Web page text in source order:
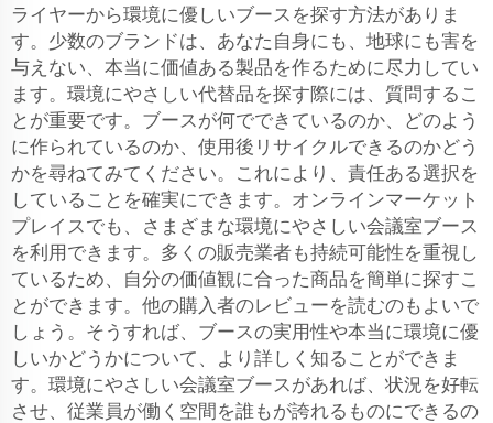
ライヤーから環境に優しいブースを探す方法がありま
す。少数のブランドは、あなた自身にも、地球にも害を
与えない、本当に価値ある製品を作るために尽力してい
ます。環境にやさしい代替品を探す際には、質問するこ
とが重要です。ブースが何でできているのか、どのよう
に作られているのか、使用後リサイクルできるのかどう
かを尋ねてみてください。これにより、責任ある選択を
していることを確実にできます。オンラインマーケット
プレイスでも、さまざまな環境にやさしい会議室ブース
を利用できます。多くの販売業者も持続可能性を重視し
ているため、自分の価値観に合った商品を簡単に探すこ
とができます。他の購入者のレビューを読むのもよいで
しょう。そうすれば、ブースの実用性や本当に環境に優
しいかどうかについて、より詳しく知ることができま
す。環境にやさしい会議室ブースがあれば、状況を好転
させ、従業員が働く空間を誰もが誇れるものにできるの